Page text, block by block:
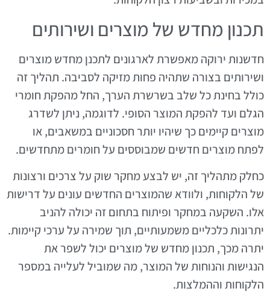
תכנון מחדש של מוצרים ושירותים
חדשנות ירוקה מאפשרת לארגונים לתכנן מחדש מוצרים
ושירותים בצורה שתהיה פחות מזיקה לסביבה. תהליך זה
כולל בחינת כל שלב בשרשרת הערך, החל מהפקת חומרי
הגלם ועד להפקת המוצר הסופי. לדוגמה, ניתן לשדרג
מוצרים קיימים כך שיהיו יותר חסכוניים במשאבים, או
לפתח מוצרים חדשים שמבוססים על חומרים מתחדשים.
כחלק מתהליך זה, יש לבצע מחקר שוק על צרכים ורצונות
של הלקוחות, ולוודא שהמוצרים החדשים עונים על דרישות
אלו. השקעה במחקר ופיתוח בתחום זה יכולה להניב
יתרונות כלכליים משמעותיים, תוך שמירה על ערכי קיימות.
יתרה מכך, תכנון מחדש של מוצרים יכול לשפר את
הנגישות והנוחות של המוצר, מה שמוביל לעלייה במספר
הלקוחות וההמלצות.